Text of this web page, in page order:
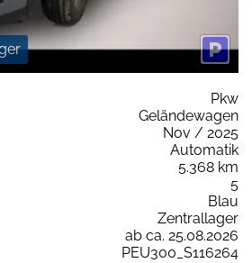
Pkw
Geländewagen
Nov / 2025
Automatik
5.368 km
5
Blau
Zentrallager
ab ca. 25.08.2026
PEU300_S116264